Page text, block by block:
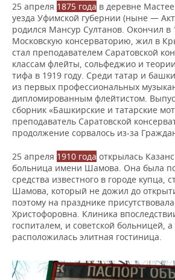
25 апреля 1875 года в деревне
уезда Уфимской губернии (ныне —
родился Мансур Султанов. Окончил в
Московскую консерваторию, жил в
стал преподавателем Саратовской
классам флейты, сольфеджио и
тифа в 1919 году. Среди татар и
из первых профессиональных
дипломированным флейтистом.
сборник «Башкирские и татарские
преподаватель Саратовской
продолжение сорвалось из-за
25 апреля 1910 года открылась
больница имени Шамова. Она была
средства известного в городе купца,
Шамова, который не дожил до
поэтому на празднике
Христофоровна. Клиника
госпиталем, и советской больницей,
расположилась элитная гостиница.